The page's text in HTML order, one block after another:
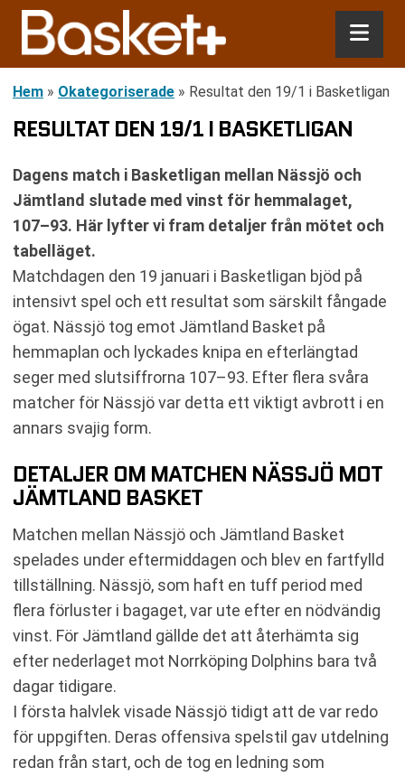
Hem » Okategoriserade » Resultat den 19/1 i Basketligan
RESULTAT DEN 19/1 I BASKETLIGAN
Dagens match i Basketligan mellan Nässjö och
Jämtland slutade med vinst för hemmalaget,
107–93. Här lyfter vi fram detaljer från mötet och
tabelläget.
Matchdagen den 19 januari i Basketligan bjöd på
intensivt spel och ett resultat som särskilt fångade
ögat. Nässjö tog emot Jämtland Basket på
hemmaplan och lyckades knipa en efterlängtad
seger med slutsiffrorna 107–93. Efter flera svåra
matcher för Nässjö var detta ett viktigt avbrott i en
annars svajig form.
DETALJER OM MATCHEN NÄSSJÖ MOT
JÄMTLAND BASKET
Matchen mellan Nässjö och Jämtland Basket
spelades under eftermiddagen och blev en fartfylld
tillställning. Nässjö, som haft en tuff period med
flera förluster i bagaget, var ute efter en nödvändig
vinst. För Jämtland gällde det att återhämta sig
efter nederlaget mot Norrköping Dolphins bara två
dagar tidigare.
I första halvlek visade Nässjö tidigt att de var redo
för uppgiften. Deras offensiva spelstil gav utdelning
redan från start, och de tog en ledning som